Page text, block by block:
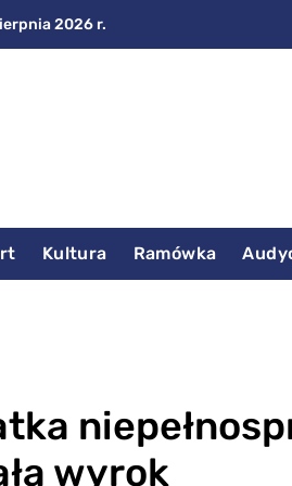
2026 r.
Kultura Ramówka
wyrok